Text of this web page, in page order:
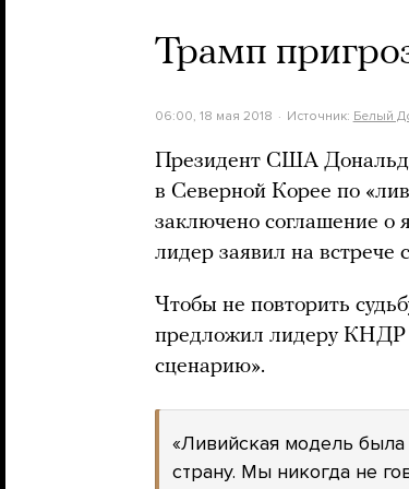
Трамп
06:00, 18 мая 2018 Источник: Белый
Президент США Дональд
в Северной Корее по
заключено соглашение о
лидер заявил на
Чтобы не повторить
предложил лидеру КНДР
сценарию».
«Ливийская модель
страну. Мы никогда не